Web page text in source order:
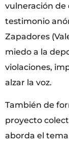
vulneración de
testimonio
Zapadores
miedo a la
violaciones,
alzar la voz.
También de
proyecto
aborda el